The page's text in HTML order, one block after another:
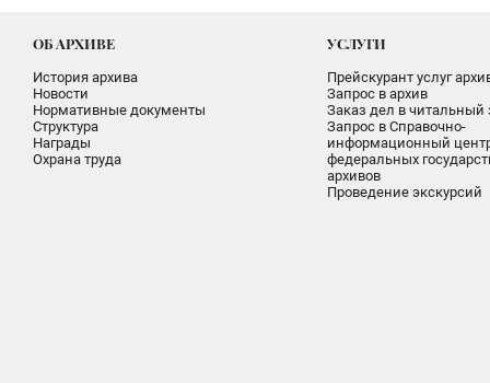
ОБ АРХИВЕ
История архива
Новости
Нормативные документы
Структура
Награды
Охрана труда
УСЛУГИ
Прейскурант услуг
Запрос в архив
Заказ дел в читальный
Запрос в Справочно-
информационный
федеральных
архивов
Проведение экскурсий